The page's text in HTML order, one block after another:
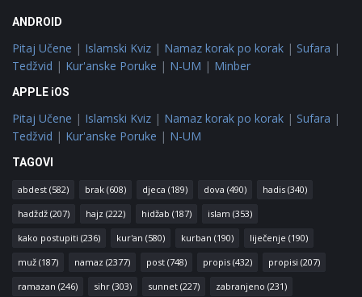
ANDROID
Pitaj Učene | Islamski Kviz | Namaz korak po korak | Sufara |
Tedžvid | Kur'anske Poruke | N-UM | Minber
APPLE iOS
Pitaj Učene | Islamski Kviz | Namaz korak po korak | Sufara |
Tedžvid | Kur'anske Poruke | N-UM
TAGOVI
abdest (582) brak (608) djeca (189) dova (490) hadis (340)
hadždž (207) hajz (222) hidžab (187) islam (353)
kako postupiti (236) kur'an (580) kurban (190) liječenje (190)
muž (187) namaz (2377) post (748) propis (432) propisi (207)
ramazan (246) sihr (303) sunnet (227) zabranjeno (231)